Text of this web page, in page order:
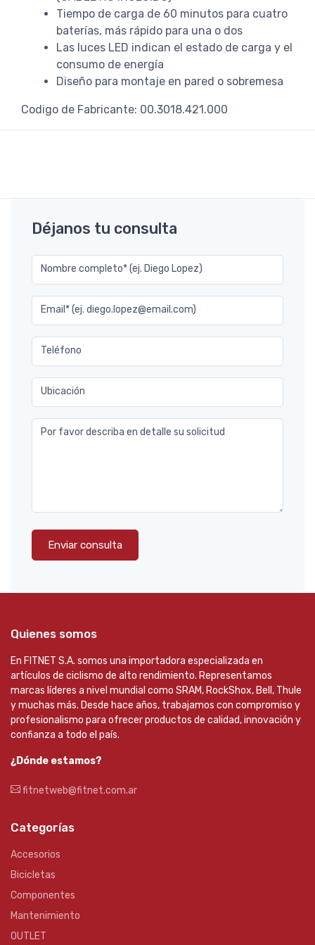
Tiempo de carga de 60 minutos para cuatro
baterías, más rápido para una o dos
Las luces LED indican el estado de carga y el
consumo de energía
Diseño para montaje en pared o sobremesa
Codigo de Fabricante: 00.3018.421.000
Déjanos tu consulta
Nombre completo* (ej. Diego Lopez)
Email* (ej. diego.lopez@email.com)
Teléfono
Ubicación
Por favor describa en detalle su solicitud
Enviar consulta
Quienes somos
En FITNET S.A. somos una importadora especializada en
artículos de ciclismo de alto rendimiento. Representamos
marcas líderes a nivel mundial como SRAM, RockShox, Bell, Thule
y muchas más. Desde hace años, trabajamos con compromiso y
profesionalismo para ofrecer productos de calidad, innovación y
confianza a todo el país.
¿Dónde estamos?
fitnetweb@fitnet.com.ar
Categorías
Accesorios
Bicicletas
Componentes
Mantenimiento
OUTLET